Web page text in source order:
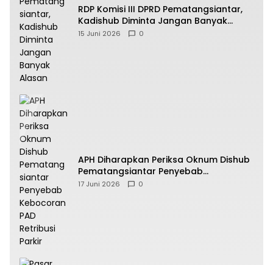
RDP Komisi III DPRD Pematangsiantar,
Kadishub Diminta Jangan Banyak
Alasan
15 Juni 2026 0
APH Diharapkan Periksa Oknum Dishub
Pematangsiantar Penyebab
Kebocoran PAD Retribusi Parkir
17 Juni 2026 0